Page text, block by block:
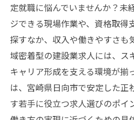
定就職に悩んでいませんか？未
ジできる現場作業や、資格取得
探すなか、収入や働きやすさも
域密着型の建設業求人には、ス
キャリア形成を支える環境が揃
は、宮崎県日向市で安定した正
す若手に役立つ求人選びのポイ